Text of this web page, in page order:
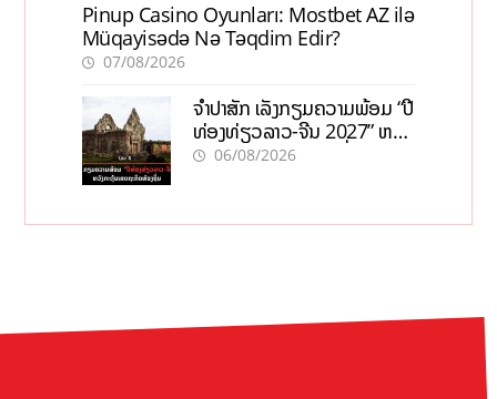
Pinup Casino Oyunları: Mostbet AZ ilə
Müqayisədə Nə Təqdim Edir?
07/08/2026
ຈຳປາສັກ ເລັ່ງກຽມຄວາມພ້ອມ “ປີ
ທ່ອງທ່ຽວລາວ-ຈີນ 2027” ຫວັງ
ກະຕຸ້ນເສດຖະກິດທ້ອງຖິ່ນ
06/08/2026